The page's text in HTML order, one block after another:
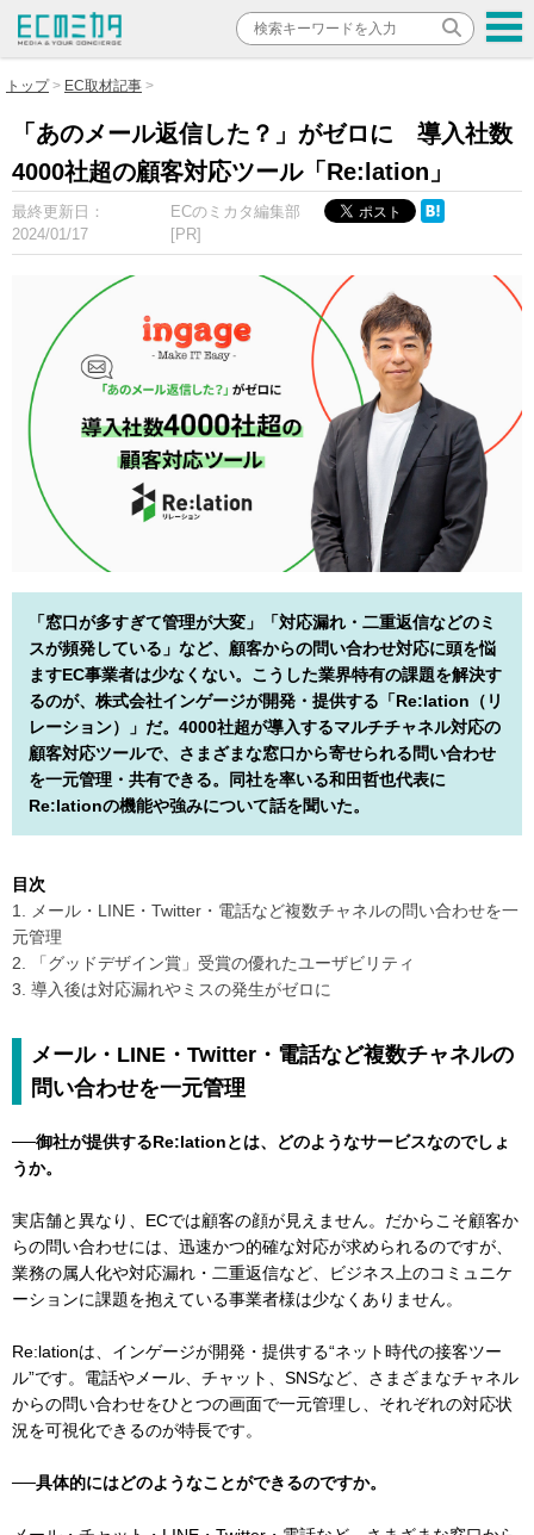
トップ EC取材記事
「あのメール返信した？」がゼロに 導入社数
4000社超の顧客対応ツール「Re:lation」
最終更新日：
2024/01/17
ECのミカタ編集部
[PR]
「窓口が多すぎて管理が大変」「対応漏れ・二重返信などのミ
スが頻発している」など、顧客からの問い合わせ対応に頭を悩
ますEC事業者は少なくない。こうした業界特有の課題を解決す
るのが、株式会社インゲージが開発・提供する「Re:lation（リ
レーション）」だ。4000社超が導入するマルチチャネル対応の
顧客対応ツールで、さまざまな窓口から寄せられる問い合わせ
を一元管理・共有できる。同社を率いる和田哲也代表に
Re:lationの機能や強みについて話を聞いた。
目次
1. メール・LINE・Twitter・電話など複数チャネルの問い合わせを一
元管理
2. 「グッドデザイン賞」受賞の優れたユーザビリティ
3. 導入後は対応漏れやミスの発生がゼロに
メール・LINE・Twitter・電話など複数チャネルの
問い合わせを一元管理
──御社が提供するRe:lationとは、どのようなサービスなのでしょ
うか。
実店舗と異なり、ECでは顧客の顔が見えません。だからこそ顧客か
らの問い合わせには、迅速かつ的確な対応が求められるのですが、
業務の属人化や対応漏れ・二重返信など、ビジネス上のコミュニケ
ーションに課題を抱えている事業者様は少なくありません。
Re:lationは、インゲージが開発・提供する“ネット時代の接客ツー
ル”です。電話やメール、チャット、SNSなど、さまざまなチャネル
からの問い合わせをひとつの画面で一元管理し、それぞれの対応状
況を可視化できるのが特長です。
──具体的にはどのようなことができるのですか。